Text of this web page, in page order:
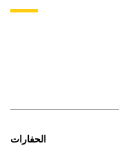
الحفارات